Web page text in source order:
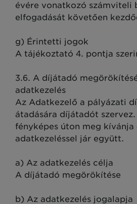
évére vonatkozó számviteli
elfogadását követően
g) Érintetti jogok
A tájékoztató 4. pontja
3.6. A díjátadó
adatkezelés
Az Adatkezelő a pályázati
átadására díjátadót
fényképes úton meg
adatkezeléssel jár együtt.
a) Az adatkezelés célja
A díjátadó megörökítése
b) Az adatkezelés jogalapja